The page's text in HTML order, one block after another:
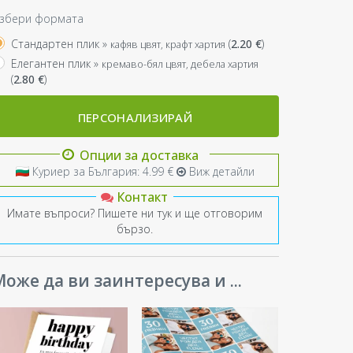
формата
Стандартен плик » кафяв цвят, крафт хартия (2.20 €)
Елегантен плик » кремаво-бял цвят, дебела хартия
(2.80 €)
ПЕРСОНАЛИЗИРАЙ
Опции за доставка
Куриер за България: 4.99 € Виж детайли
Контакт
Имате въпроси? Пишете ни тук и ще отговорим
бързо.
да ви заинтересува и ...